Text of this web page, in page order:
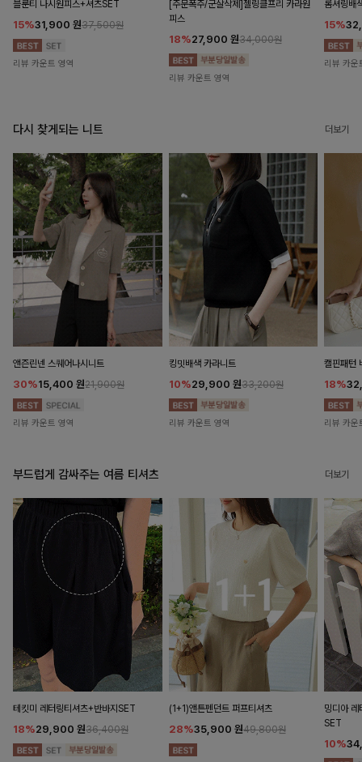
블룬티 나시원피스+셔츠SET
15%31,900 원37,500원
리뷰 카운트 영역
[주문폭주/군살삭제]젤링클프리 카라원
피스
18%27,900 원34,000원
리뷰 카운트 영역
롬셔링배
15%
리뷰 카운
다시 찾게되는 니트 더보기
앤즌린넨 스퀘어나시니트
30%15,400 원21,900원
리뷰 카운트 영역
킹밋배색 카라니트
10%29,900 원33,200원
리뷰 카운트 영역
캘핀패턴
18%
리뷰 카운
부드럽게 감싸주는 여름 티셔츠 더보기
테킷미 레터링티셔츠+반바지SET
18%29,900 원36,400원
(1+1)앤튼펜던트 퍼프티셔츠
28%35,900 원49,800원
밍디아 레
SET
10%